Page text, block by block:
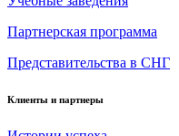
Партнерская программа
Представительства в СНГ
Клиенты и партнеры